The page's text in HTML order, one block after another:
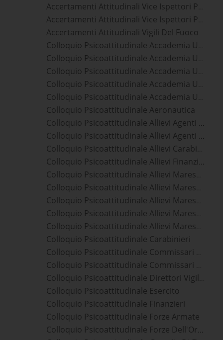
Accertamenti Attitudinali Vice Ispettori Polizia Di Stato
Accertamenti Attitudinali Vice Ispettori Polizia Penitenziaria
Accertamenti Attitudinali Vigili Del Fuoco
Colloquio Psicoattitudinale Accademia Ufficiali Aeronautica Militare
Colloquio Psicoattitudinale Accademia Ufficiali Carabinieri
Colloquio Psicoattitudinale Accademia Ufficiali Esercito
Colloquio Psicoattitudinale Accademia Ufficiali Guardia Di Finanza
Colloquio Psicoattitudinale Accademia Ufficiali Marina Militare
Colloquio Psicoattitudinale Aeronautica
Colloquio Psicoattitudinale Allievi Agenti Polizia Di Stato
Colloquio Psicoattitudinale Allievi Agenti Polizia Penitenziaria
Colloquio Psicoattitudinale Allievi Carabinieri
Colloquio Psicoattitudinale Allievi Finanzieri
Colloquio Psicoattitudinale Allievi Marescialli Aeronautica Militare
Colloquio Psicoattitudinale Allievi Marescialli Carabinieri
Colloquio Psicoattitudinale Allievi Marescialli Esercito
Colloquio Psicoattitudinale Allievi Marescialli Guardia Di Finanza
Colloquio Psicoattitudinale Allievi Marescialli Marina Militare
Colloquio Psicoattitudinale Carabinieri
Colloquio Psicoattitudinale Commissari Polizia Di Stato
Colloquio Psicoattitudinale Commissari Polizia Penitenziaria
Colloquio Psicoattitudinale Direttori Vigili Del Fuoco
Colloquio Psicoattitudinale Esercito
Colloquio Psicoattitudinale Finanzieri
Colloquio Psicoattitudinale Forze Armate
Colloquio Psicoattitudinale Forze Dell'Ordine